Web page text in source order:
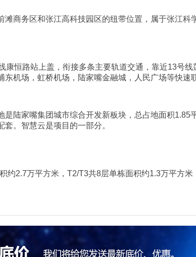
滩商务区和张江高科技园区的纽带位置，属于张江
康恒路站上盖，衔接多条主要轨道交通，靠近13号
东机场，虹桥机场，陆家嘴金融城，人民广场等快速
是陆家嘴集团城市综合开发新板块，总占地面积
套。智慧云是项目的一部分。
约2.7万平方米，T2/T3共8层单栋面积约1.3万平方